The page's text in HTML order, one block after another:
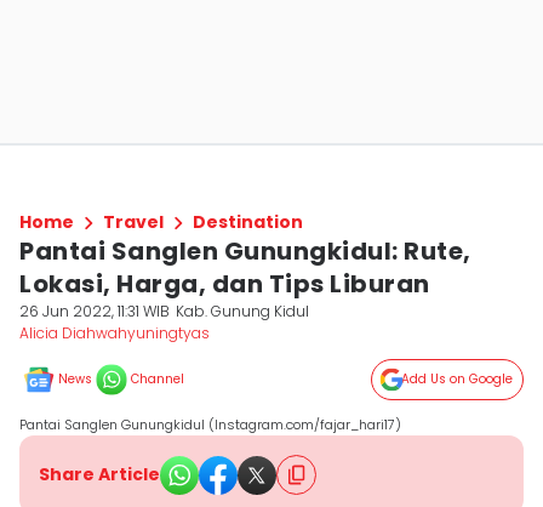
Home Travel Destination
Pantai Sanglen Gunungkidul: Rute,
Lokasi, Harga, dan Tips Liburan
26 Jun 2022, 11:31 WIB Kab. Gunung Kidul
Alicia Diahwahyuningtyas
News Channel Add Us on Google
Pantai Sanglen Gunungkidul (Instagram.com/fajar_hari17)
Share Article